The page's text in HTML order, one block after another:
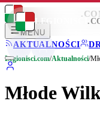
LEGIONISCI
MENU
AKTUALNOŚCI
LEGIONISCI
Legionisci.com/Aktualności/
Młode